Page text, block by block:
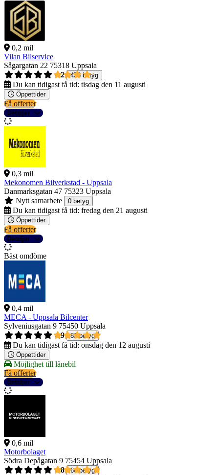
0,2 mil
Vilan Bilservice
Sågargatan 22 75318 Uppsala
4,2
458 betyg
Du kan tidigast få tid: tisdag den 11 augusti
Öppettider
Få offerter
Detaljer
0,3 mil
Mekonomen Bilverkstad - Uppsala
Danmarksgatan 47 75323 Uppsala
Nytt samarbete
0 betyg
Du kan tidigast få tid: fredag den 21 augusti
Öppettider
Få offerter
Detaljer
Bäst omdöme
0,4 mil
MECA - Uppsala Bilcenter
Sylveniusgatan 9 75450 Uppsala
4,9
83 betyg
Du kan tidigast få tid: onsdag den 12 augusti
Öppettider
Möjlighet till lånebil
Få offerter
Detaljer
0,6 mil
Motorbolaget
Södra Depågatan 9 75454 Uppsala
4,8
64 betyg